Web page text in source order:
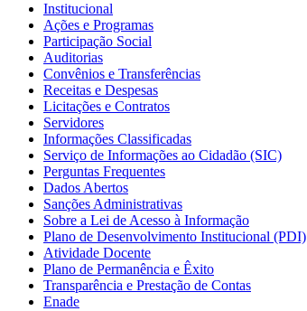
Institucional
Ações e Programas
Participação Social
Auditorias
Convênios e Transferências
Receitas e Despesas
Licitações e Contratos
Servidores
Informações Classificadas
Serviço de Informações ao Cidadão (SIC)
Perguntas Frequentes
Dados Abertos
Sanções Administrativas
Sobre a Lei de Acesso à Informação
Plano de Desenvolvimento Institucional (PDI)
Atividade Docente
Plano de Permanência e Êxito
Transparência e Prestação de Contas
Enade